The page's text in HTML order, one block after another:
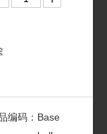
编码： Base